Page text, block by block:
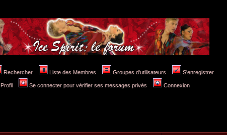
Rechercher Liste des Membres Groupes d'utilisateurs S'enregistrer
Profil Se connecter pour vérifier ses messages privés Connexion